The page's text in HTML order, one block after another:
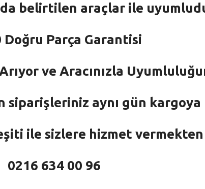
belirtilen araçlar ile
Doğru Parça Garantisi
ve Aracınızla
siparişleriniz aynı gün kargoya
ile sizlere hizmet
0216 634 00 96